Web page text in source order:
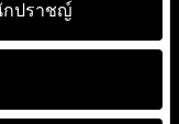
กปราชญ์